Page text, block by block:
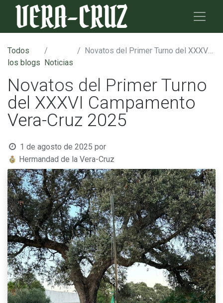
Todos
los blogs Noticias
Novatos del Primer Turno del XXXVI Campamento Vera-Cruz 2025
Novatos del Primer Turno
del XXXVI Campamento
Vera-Cruz 2025
1 de agosto de 2025 por
Hermandad de la Vera-Cruz